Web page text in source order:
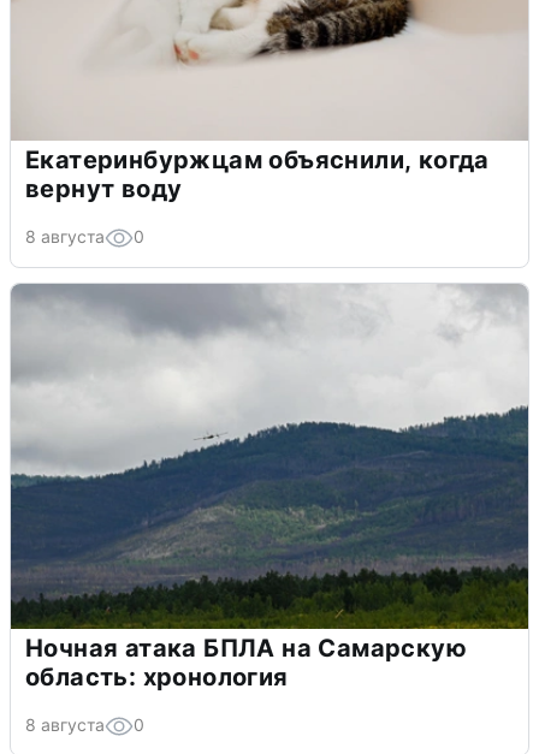
Екатеринбуржцам объяснили, когда
вернут воду
8 августа 0
Ночная атака БПЛА на Самарскую
область: хронология
8 августа 0